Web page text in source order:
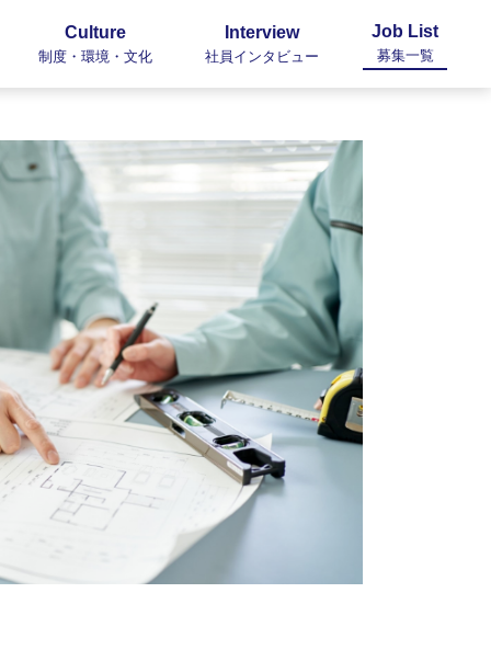
Culture
制度・環境・文化
Interview
社員インタビュー
Job List
募集一覧